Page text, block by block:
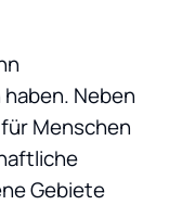
Neben
Menschen
Gebiete